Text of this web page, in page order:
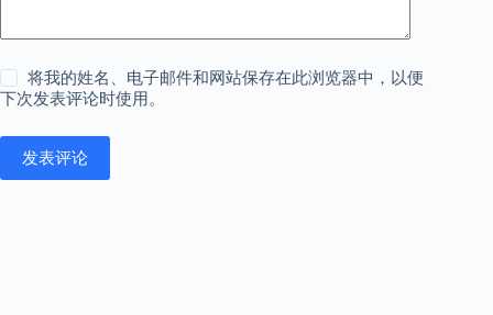
将我的姓名、电子邮件和网站保存在此浏览器中，以便
下次发表评论时使用。
发表评论